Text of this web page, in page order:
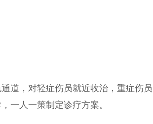
，对轻症伤员就近收治，重症伤员
一人一策制定诊疗方案。